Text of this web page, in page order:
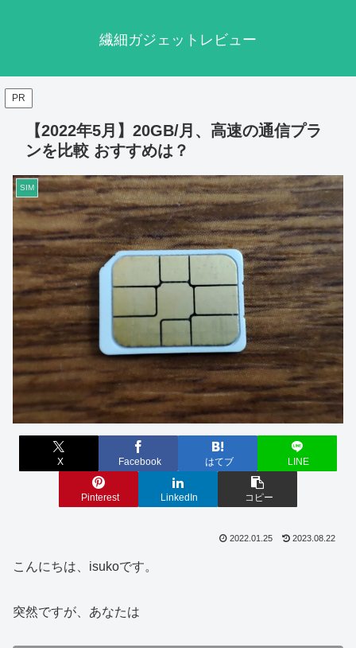
繊細ガジェットレビュー
PR
【2022年5月】20GB/月、高速の通信プラ
ンを比較 おすすめは？
SIM
X Facebook はてブ LINE
Pinterest LinkedIn コピー
2022.01.25 2023.08.22
こんにちは、isukoです。
突然ですが、あなたは